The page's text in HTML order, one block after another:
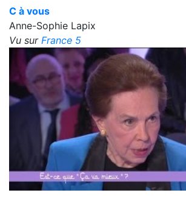
C à vous
Anne-Sophie Lapix
Vu sur France 5